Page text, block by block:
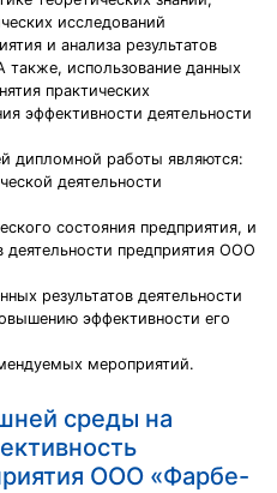
исследований
и анализа результатов
также, использование данных
практических
эффективности деятельности
дипломной работы являются:
деятельности
состояния предприятия, и
деятельности предприятия ООО
результатов деятельности
эффективности его
мероприятий.
среды на
ООО «Фарбе-